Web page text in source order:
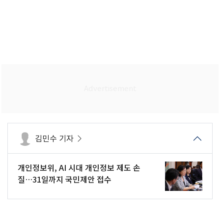
김민수 기자
개인정보위, AI 시대 개인정보 제도 손
질…31일까지 국민제안 접수